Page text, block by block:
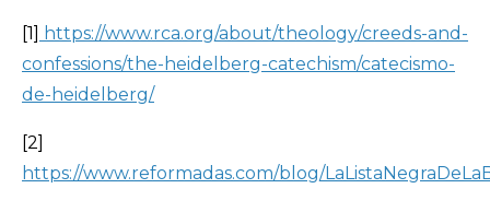
[1]
https://www.rca.org/about/theology/creeds-and-
confessions/the-heidelberg-catechism/catecismo-
de-heidelberg/
[2]
https://www.reformadas.com/blog/